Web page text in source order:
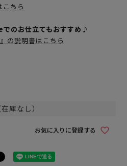
こちら
のお仕立てもおすすめ♪
の説明書はこちら
庫なし）
お気に入りに登録する